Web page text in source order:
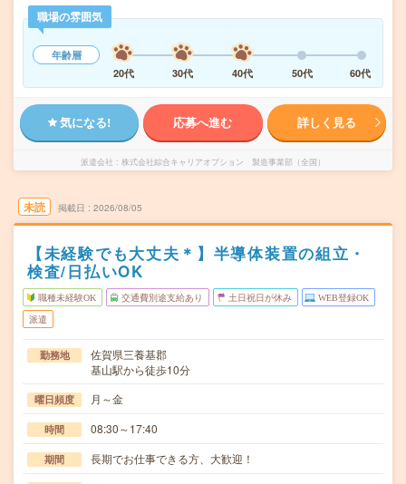
職場の雰囲気
年齢層
20代
30代 40代 50代 60代
気になる! 応募へ進む 詳しく見る
派遣会社 株式会社綜合キャリアオプション 製造事業部（全国）
未読 掲載日 2026/08/05
【未経験でも大丈夫＊】半導体装置の組立・
検査/日払いOK
職種未経験OK 交通費別途支給あり 土日祝日が休み WEB登録OK
派遣
勤務地
佐賀県三養基郡
基山駅から徒歩10分
曜日頻度 月～金
時間 08:30～17:40
期間 長期でお仕事できる方、大歓迎！